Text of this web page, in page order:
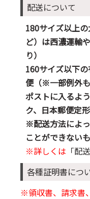
配送について
180サイズ以上
ど）は西濃運輸
り）
160サイズ以下
便（※一部例外も
ポストに入るよ
ク、日本郵便定
※配送方法によ
ことができない
※詳しくは 「配
各種証明書につ
※領収書、請求書